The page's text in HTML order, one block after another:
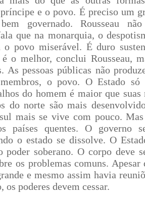
e o povo. É preciso um
governado. Rousseau
que na monarquia, o
povo miserável. É duro
o melhor, conclui Rousseau,
As pessoas públicas não
o povo. O Estado
do homem é maior que suas
do norte são mais
mais se vive com pouco.
países quentes. O governo
o estado se dissolve. O
poder soberano. O corpo deve
os problemas comuns.
e mesmo assim havia
os poderes devem cessar.